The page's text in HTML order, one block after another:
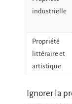
industrielle
Propriété
littéraire et
artistique
Ignorer la